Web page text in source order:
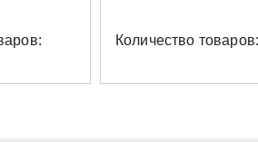
Количество